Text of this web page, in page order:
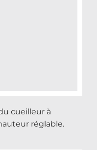
cueilleur à
réglable.